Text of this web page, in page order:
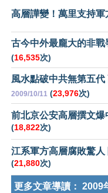
高層譁變！萬里支持
古今中外最龐大的非
(16,535次)
風水點破中共無第五代
2009/10/11 (23,976次)
前北京公安高層撰文
(18,822次)
江系軍方高層腐敗驚
(21,880次)
更多文章導讀： 2009